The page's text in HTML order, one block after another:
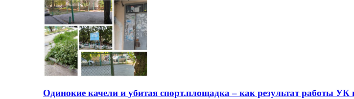
Одинокие качели и убитая спорт.площадка – как результат работы УК